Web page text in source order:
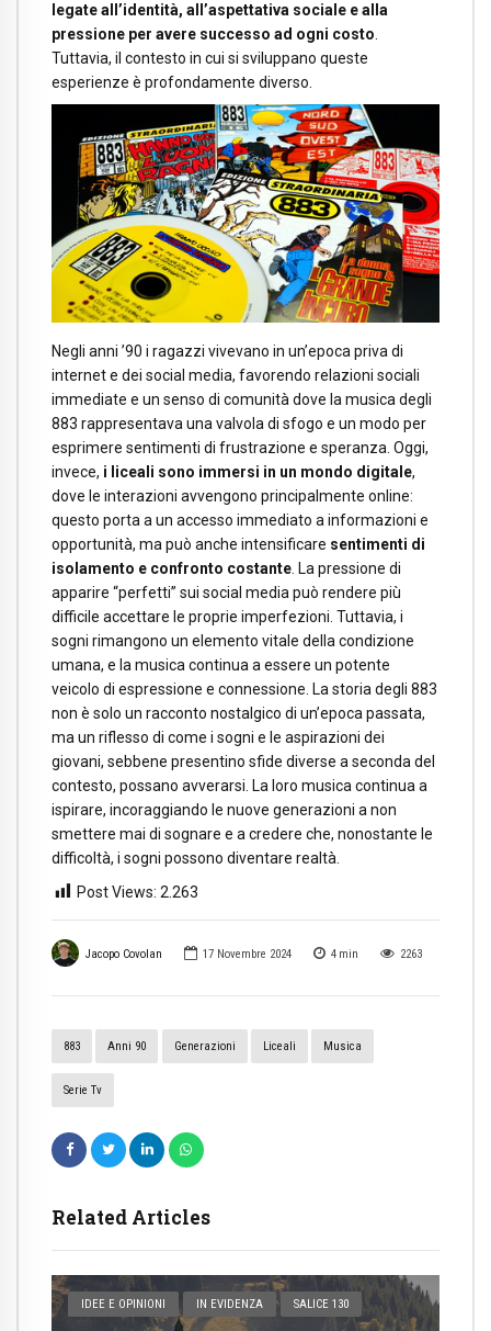
Jacopo Covolan 17 Novembre 2024 4 min 2263
883 Anni 90 Generazioni Liceali Musica
Serie Tv
Related Articles
IDEE E OPINIONI IN EVIDENZA SALICE 130
legate all’identità, all’aspettativa sociale e alla
pressione per avere successo ad ogni costo
Tuttavia, il contesto in cui si sviluppano queste
esperienze è profondamente diverso.
Negli anni ’90 i ragazzi vivevano in un’epoca priva di
internet e dei social media, favorendo relazioni sociali
immediate e un senso di comunità dove la musica degli
883 rappresentava una valvola di sfogo e un modo per
esprimere sentimenti di frustrazione e speranza. Oggi,
invece, i liceali sono immersi in un mondo digitale,
dove le interazioni avvengono principalmente online:
questo porta a un accesso immediato a informazioni e
opportunità, ma può anche intensificare sentimenti di
isolamento e confronto costante . La pressione di
apparire “perfetti” sui social media può rendere più
difficile accettare le proprie imperfezioni. Tuttavia, i
sogni rimangono un elemento vitale della condizione
umana, e la musica continua a essere un potente
veicolo di espressione e connessione. La storia degli 883
non è solo un racconto nostalgico di un’epoca passata,
ma un riflesso di come i sogni e le aspirazioni dei
giovani, sebbene presentino sfide diverse a seconda del
contesto, possano avverarsi. La loro musica continua a
ispirare, incoraggiando le nuove generazioni a non
smettere mai di sognare e a credere che, nonostante le
difficoltà, i sogni possono diventare realtà.
Post Views: 2.263